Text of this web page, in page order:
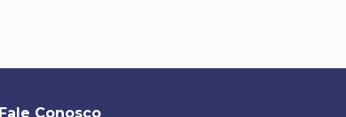
Fale Conosco